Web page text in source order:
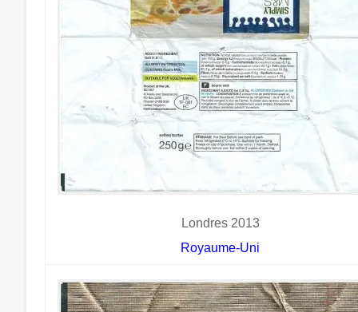
Londres 2013
Royaume-Uni